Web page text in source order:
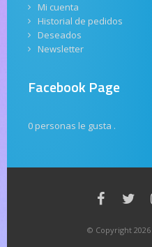
Mi cuenta
Historial de pedidos
Deseados
Newsletter
Facebook Page
0 personas le gusta .
© Copyright